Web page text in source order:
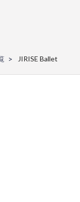
JIRISE Ballet